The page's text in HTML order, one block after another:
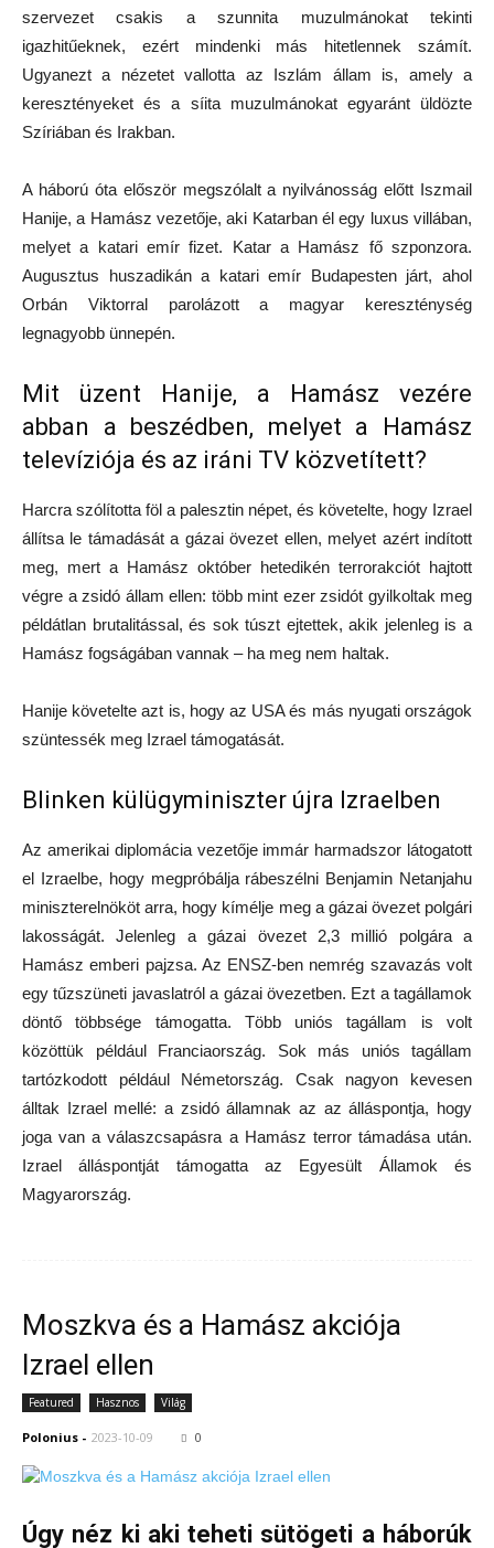
szervezet csakis a szunnita muzulmánokat tekinti
igazhitűeknek, ezért mindenki más hitetlennek számít.
Ugyanezt a nézetet vallotta az Iszlám állam is, amely a
keresztényeket és a síita muzulmánokat egyaránt üldözte
Szíriában és Irakban.
A háború óta először megszólalt a nyilvánosság előtt Iszmail
Hanije, a Hamász vezetője, aki Katarban él egy luxus villában,
melyet a katari emír fizet. Katar a Hamász fő szponzora.
Augusztus huszadikán a katari emír Budapesten járt, ahol
Orbán Viktorral parolázott a magyar kereszténység
legnagyobb ünnepén.
Mit üzent Hanije, a Hamász vezére
abban a beszédben, melyet a Hamász
televíziója és az iráni TV közvetített?
Harcra szólította föl a palesztin népet, és követelte, hogy Izrael
állítsa le támadását a gázai övezet ellen, melyet azért indított
meg, mert a Hamász október hetedikén terrorakciót hajtott
végre a zsidó állam ellen: több mint ezer zsidót gyilkoltak meg
példátlan brutalitással, és sok túszt ejtettek, akik jelenleg is a
Hamász fogságában vannak – ha meg nem haltak.
Hanije követelte azt is, hogy az USA és más nyugati országok
szüntessék meg Izrael támogatását.
Blinken külügyminiszter újra Izraelben
Az amerikai diplomácia vezetője immár harmadszor látogatott
el Izraelbe, hogy megpróbálja rábeszélni Benjamin Netanjahu
miniszterelnököt arra, hogy kímélje meg a gázai övezet polgári
lakosságát. Jelenleg a gázai övezet 2,3 millió polgára a
Hamász emberi pajzsa. Az ENSZ-ben nemrég szavazás volt
egy tűzszüneti javaslatról a gázai övezetben. Ezt a tagállamok
döntő többsége támogatta. Több uniós tagállam is volt
közöttük például Franciaország. Sok más uniós tagállam
tartózkodott például Németország. Csak nagyon kevesen
álltak Izrael mellé: a zsidó államnak az az álláspontja, hogy
joga van a válaszcsapásra a Hamász terror támadása után.
Izrael álláspontját támogatta az Egyesült Államok és
Magyarország.
Moszkva és a Hamász akciója
Izrael ellen
Featured Hasznos Világ
Polonius - 2023-10-09 0
Úgy néz ki aki teheti sütögeti a háborúk